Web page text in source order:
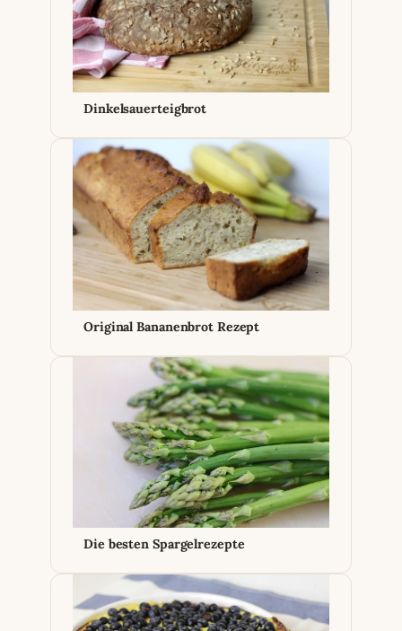
Dinkelsauerteigbrot
Original Bananenbrot Rezept
Die besten Spargelrezepte